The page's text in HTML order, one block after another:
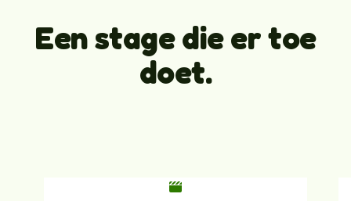
Een stage die er toe
doet.